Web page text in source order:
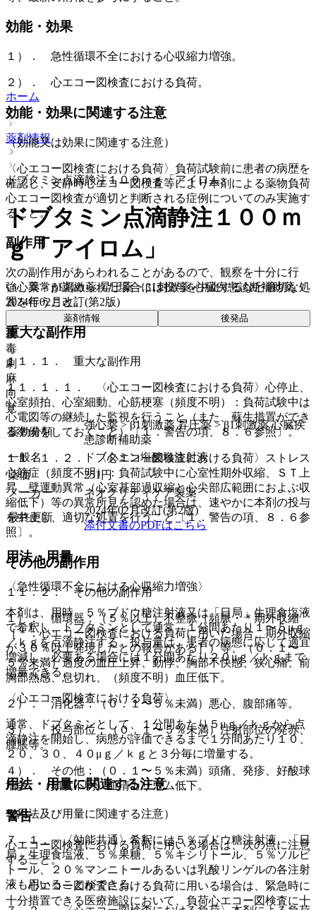
効能・効果
１）． 急性循環不全における心収縮力増強。
２）． 心エコー図検査における負荷。
効能・効果に関連する注意
（効能又は効果に関連する注意）
〈心エコー図検査における負荷〉負荷試験前に患者の病歴を
確認し、安静時心エコー図検査等により本剤による薬物負荷
心エコー図検査が適切と判断される症例についてのみ実施す
ること。
副作用
次の副作用があらわれることがあるので、観察を十分に行
い、異常が認められた場合には投与を中止するなど適切な処
置を行うこと。
重大な副作用
１１．１． 重大な副作用
１１．１．１． 〈心エコー図検査における負荷〉心停止、
心室頻拍、心室細動、心筋梗塞（頻度不明）：負荷試験中は
心電図等の継続した監視を行うこと（また、蘇生措置ができ
る準備をしておくこと）〔１．警告の項、８．６参照〕。
１１．１．２． 〈心エコー図検査における負荷〉ストレス
心筋症（頻度不明）：負荷試験中に心室性期外収縮、ＳＴ上
昇、壁運動異常（心室基部過収縮と心尖部広範囲におよぶ収
縮低下）等の異常所見を認めた場合は、速やかに本剤の投与
を中止し、適切な処置を行うこと〔１．警告の項、８．６参
照〕。
その他の副作用
１１．２． その他の副作用
１）． 循環器：（５％以上）不整脈（頻脈・＊期外収縮
［＊：心エコー図検査における負荷に用いた場合、期外収縮
が３０％以上発現したとの報告がある］）等、（０．１〜
５％未満）過度の血圧上昇、動悸、胸部不快感、狭心痛、前
胸部熱感、息切れ、（頻度不明）血圧低下。
２）． 消化器：（０．１〜５％未満）悪心、腹部痛等。
３）． 投与部位：（０．１〜５％未満）注射部位の発赤、
腫脹等。
４）． その他：（０．１〜５％未満）頭痛、発疹、好酸球
増多、（頻度不明）血清カリウム低下。
警告
心エコー図検査における負荷に用いる場合は、次の点に注意
すること。
・ 心エコー図検査における負荷に用いる場合は、緊急時に
十分措置できる医療施設において、負荷心エコー図検査に十
ホーム
薬剤情報
ドブタミン点滴静注１００ｍｇ「アイロム」
ドブタミン点滴静注１００ｍ
ｇ「アイロム」
強心薬 > β1刺激薬 昇圧薬 > β1刺激薬 心臓疾患診断補助薬
2024年02月改訂(第2版)
薬剤情報 後発品
後
毒
劇
麻
向
覚
薬効分類
強心薬 > β1刺激薬 昇圧薬 > β1刺激薬 心臓疾
患診断補助薬
一般名
ドブタミン塩酸塩注射液
薬価
251円
メーカー
ネオクリティケア製薬
最終更新
2024年02月改訂(第2版)
添付文書のPDFはこちら
用法・用量
〈急性循環不全における心収縮力増強〉
本剤は、用時、５％ブドウ糖注射液又は「日局」生理食塩液
で希釈し、ドブタミンとして通常、１分間あたり１〜５μｇ
／ｋｇを点滴静注する。投与量は、患者の病態に応じて適宜
増減し、必要ある場合には１分間あたり２０μｇ／ｋｇまで
増量できる。
〈心エコー図検査における負荷〉
通常、ドブタミンとして、１分間あたり５μｇ／ｋｇから点
滴静注を開始し、病態が評価できるまで１分間あたり１０、
２０、３０、４０μｇ／ｋｇと３分毎に増量する。
用法・用量に関連する注意
（用法及び用量に関連する注意）
７．１． 〈効能共通〉希釈には５％ブドウ糖注射液、「日
局」生理食塩液、５％果糖、５％キシリトール、５％ソルビ
トール、２０％マンニトールあるいは乳酸リンゲルの各注射
液も用いることができる。